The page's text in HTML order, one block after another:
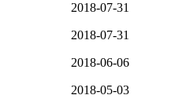
2018-07-31
2018-07-31
2018-06-06
2018-05-03